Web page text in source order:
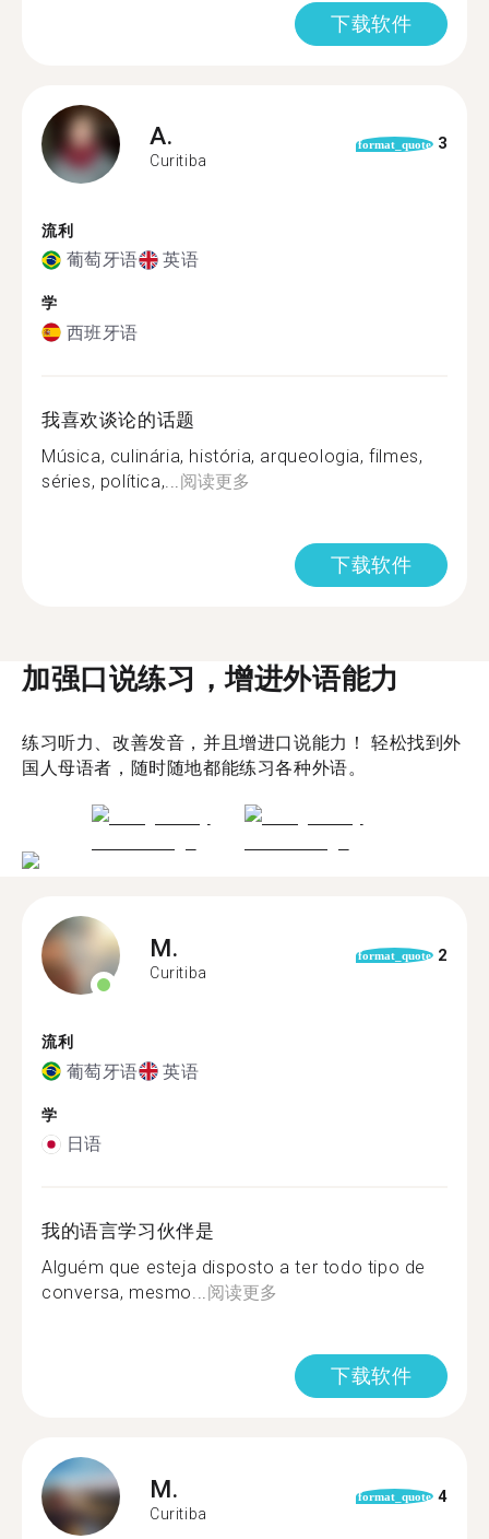
下载软件
A.
Curitiba
format_quote 3
流利
葡萄牙语 英语
学
西班牙语
我喜欢谈论的话题
Música, culinária, história, arqueologia, filmes,
séries, política,... 阅读更多
下载软件
加强口说练习，增进外语能力
练习听力、改善发音，并且增进口说能力！ 轻松找到外
国人母语者，随时随地都能练习各种外语。
M.
Curitiba
format_quote 2
流利
葡萄牙语 英语
学
日语
我的语言学习伙伴是
Alguém que esteja disposto a ter todo tipo de
conversa, mesmo...阅读更多
下载软件
M.
Curitiba
format_quote 4